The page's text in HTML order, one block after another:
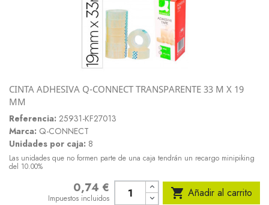
CINTA ADHESIVA Q-CONNECT TRANSPARENTE 33 M X 19
MM
Referencia: 25931-KF27013
Marca: Q-CONNECT
Unidades por caja: 8
Las unidades que no formen parte de una caja tendrán un recargo minipiking
del 10.00%
0,74 €
Impuestos incluidos  Añadir al carrito